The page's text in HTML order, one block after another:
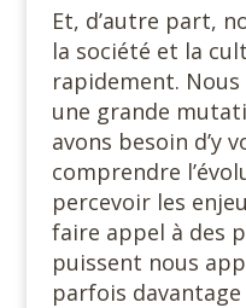
Et, d’autre part,
la société et la
rapidement. Nous
une grande
avons besoin d’y
comprendre
percevoir les
faire appel à des
puissent nous
parfois davantage